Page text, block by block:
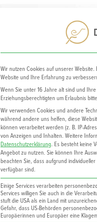
Wir nutzen Cookies auf unserer
Website und Ihre Erfahrung zu
Wenn Sie unter 16 Jahre alt sind und
Erziehungsberechtigten um Erlaubnis
Wir verwenden Cookies und andere
während andere uns helfen, diese
können verarbeitet werden (z. B. IP-
von Anzeigen und Inhalten. Weitere
Datenschutzerklärung. Es besteht keine
Angebot zu nutzen. Sie können Ihre
beachten Sie, dass aufgrund
verfügbar sind.
Einige Services verarbeiten
Services willigen Sie auch in die
stuft die USA als ein Land mit
Gefahr, dass US-Behörden
Europäerinnen und Europäer eine